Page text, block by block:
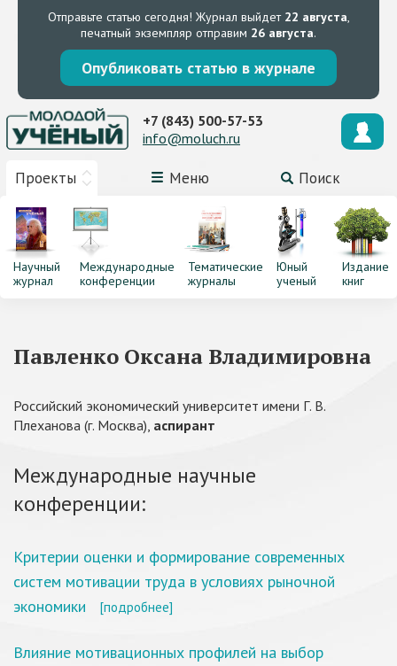
Отправьте статью сегодня! Журнал выйдет 22 августа,
печатный экземпляр отправим 26 августа.
Опубликовать статью в журнале
Проекты Меню Поиск
+7 (843) 500-57-53
info@moluch.ru
Научный
журнал
Международные
конференции
Тематические
журналы
Юный
ученый
Издание
книг
Павленко Оксана Владимировна
Российский экономический университет имени Г. В.
Плеханова (г. Москва), аспирант
Международные научные
конференции:
Критерии оценки и формирование современных
систем мотивации труда в условиях рыночной
экономики
[подробнее]
Влияние мотивационных профилей на выбор